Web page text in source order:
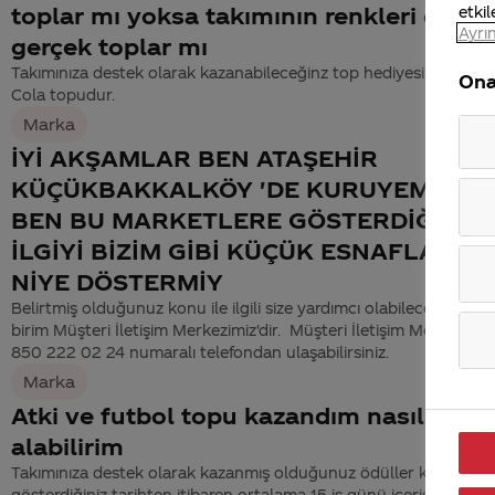
toplar mı yoksa takımının renkleri olan
gerçek toplar mı
Takımınıza destek olarak kazanabileceğinz top hediyesi özel
Cola topudur.
Marka
İYİ AKŞAMLAR BEN ATAŞEHİR
KÜÇÜKBAKKALKÖY 'DE
BEN BU MARKETLERE GÖSTERDİĞİNİZ
İLGİYİ BİZİM GİBİ KÜÇÜK ESNAFLARA
NİYE DÖSTERMİY
Belirtmiş olduğunuz konu ile ilgili size yardımcı olabilecek en
birim Müşteri İletişim Merkezimiz'dir. Müşteri İletişim
850 222 02 24 numaralı telefondan ulaşabilirsiniz.
Marka
Atki ve futbol topu kazandım nasıl
alabilirim
Takımınıza destek olarak kazanmış olduğunuz ödüller katılım